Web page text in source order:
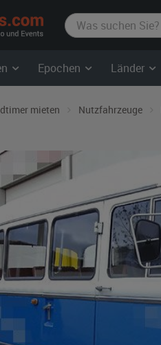
film-
autos.com
Epochen Länder
mieten Nutzfahrzeuge